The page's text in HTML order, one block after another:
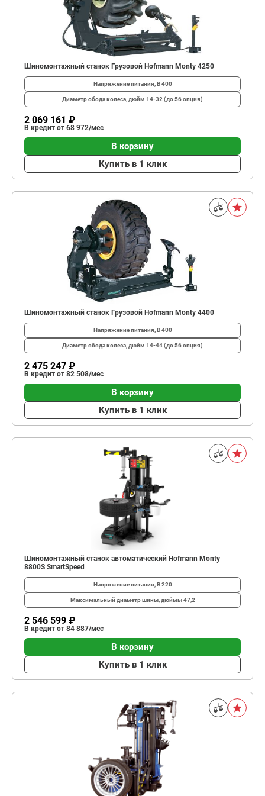
Шиномонтажный станок Грузовой Hofmann Monty 4250
Напряжение питания, В400
Диаметр обода колеса, дюйм 14-32 (до 56 опция)
2 069 161 ₽
В кредит от 68 972/мес
В корзину
Купить в 1 клик
Шиномонтажный станок Грузовой Hofmann Monty 4400
Напряжение питания, В400
Диаметр обода колеса, дюйм 14-44 (до 56 опция)
2 475 247 ₽
В кредит от 82 508/мес
В корзину
Купить в 1 клик
Шиномонтажный станок автоматический Hofmann Monty
8800S SmartSpeed
Напряжение питания, В220
Максимальный диаметр шины, дюймы47,2
2 546 599 ₽
В кредит от 84 887/мес
В корзину
Купить в 1 клик